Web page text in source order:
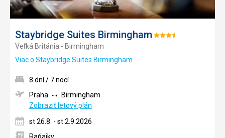
Staybridge Suites Birmingham Hodnotenie:
Veľká Británia - Birmingham
Viac o Staybridge Suites Birmingham
8 dní / 7 nocí
Praha
Birmingham
Zobraziť letový plán
st 26.8. - st 2.9.2026